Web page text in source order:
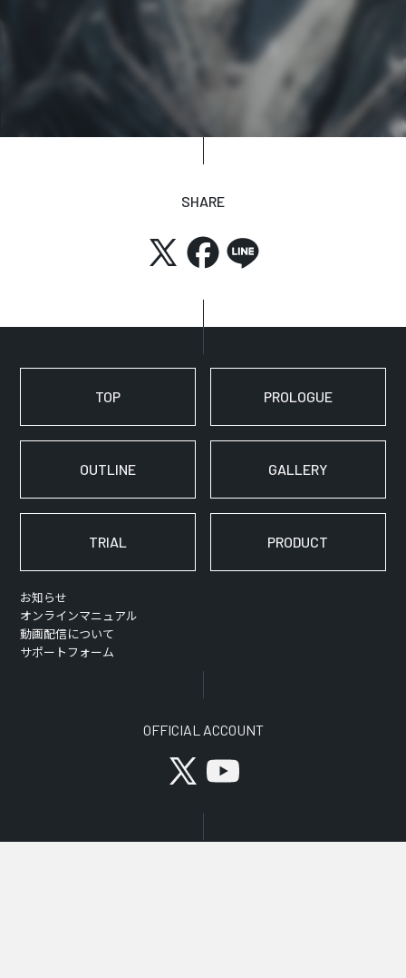
SHARE
TOP PROLOGUE
OUTLINE GALLERY
TRIAL PRODUCT
お知らせ
オンラインマニュアル
動画配信について
サポートフォーム
OFFICIAL ACCOUNT